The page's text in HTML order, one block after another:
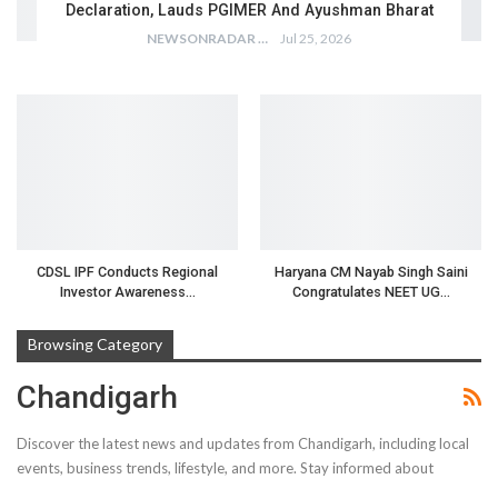
Declaration, Lauds PGIMER And Ayushman Bharat
NEWSONRADAR BUREAU Jul 25, 2026
CDSL IPF Conducts Regional
Investor Awareness…
Haryana CM Nayab Singh Saini
Congratulates NEET UG…
Browsing Category
Chandigarh
Discover the latest news and updates from Chandigarh, including local
events, business trends, lifestyle, and more. Stay informed about